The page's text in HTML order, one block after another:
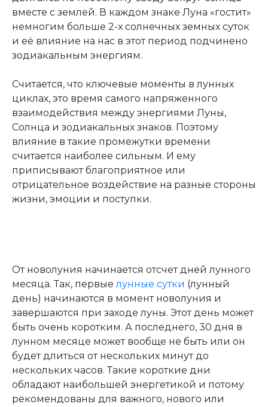
вместе с землей. В каждом знаке Луна «гостит»
немногим больше 2-х солнечных земных суток
и её влияние на нас в этот период подчинено
зодиакальным энергиям.
Считается, что ключевые моменты в лунных
циклах, это время самого напряженного
взаимодействия между энергиями Луны,
Солнца и зодиакальных знаков. Поэтому
влияние в такие промежутки времени
считается наиболее сильным. И ему
приписывают благоприятное или
отрицательное воздействие на разные стороны
жизни, эмоции и поступки.
От новолуния начинается отсчет дней лунного
месяца. Так, первыелунные сутки (лунный
день) начинаются в момент новолуния и
завершаются при заходе луны. Этот день может
быть очень коротким. А последнего, 30 дня в
лунном месяце может вообще не быть или он
будет длиться от нескольких минут до
нескольких часов. Такие короткие дни
обладают наибольшей энергетикой и потому
рекомендованы для важного, нового или